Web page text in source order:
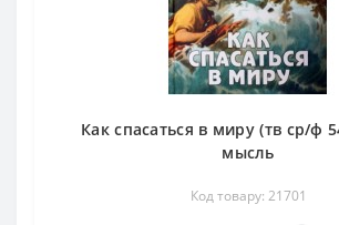
Как спасаться в миру (тв ср/ф
мысль
Код товару: 21701